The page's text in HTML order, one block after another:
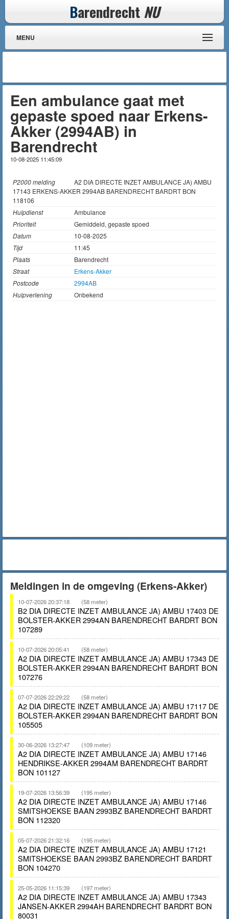
Barendrecht NU
MENU
Een ambulance gaat met
gepaste spoed naar Erkens-
Akker (2994AB) in
Barendrecht
10-08-2025 11:45:09
P2000 melding
A2 DIA DIRECTE INZET AMBULANCE JA) AMBU
17143 ERKENS-AKKER 2994AB BARENDRECHT BARDRT BON
118106
Hulpdienst
Ambulance
Prioriteit
Gemiddeld, gepaste spoed
Datum
10-08-2025
Tijd
11:45
Plaats
Barendrecht
Straat
Erkens-Akker
Postcode
2994AB
Hulpverlening
Onbekend
Meldingen in de omgeving (Erkens-Akker)
10-07-2026 20:37:18 (58 meter)
B2 DIA DIRECTE INZET AMBULANCE JA) AMBU 17403 DE
BOLSTER-AKKER 2994AN BARENDRECHT BARDRT BON
107289
10-07-2026 20:05:41 (58 meter)
A2 DIA DIRECTE INZET AMBULANCE JA) AMBU 17343 DE
BOLSTER-AKKER 2994AN BARENDRECHT BARDRT BON
107276
07-07-2026 22:29:22 (58 meter)
A2 DIA DIRECTE INZET AMBULANCE JA) AMBU 17117 DE
BOLSTER-AKKER 2994AN BARENDRECHT BARDRT BON
105505
30-06-2026 13:27:47 (109 meter)
A2 DIA DIRECTE INZET AMBULANCE JA) AMBU 17146
HENDRIKSE-AKKER 2994AM BARENDRECHT BARDRT
BON 101127
19-07-2026 13:56:39 (195 meter)
A2 DIA DIRECTE INZET AMBULANCE JA) AMBU 17146
SMITSHOEKSE BAAN 2993BZ BARENDRECHT BARDRT
BON 112320
05-07-2026 21:32:16 (195 meter)
A2 DIA DIRECTE INZET AMBULANCE JA) AMBU 17121
SMITSHOEKSE BAAN 2993BZ BARENDRECHT BARDRT
BON 104270
25-05-2026 11:15:39 (197 meter)
A2 DIA DIRECTE INZET AMBULANCE JA) AMBU 17343
JANSEN-AKKER 2994AH BARENDRECHT BARDRT BON
80031